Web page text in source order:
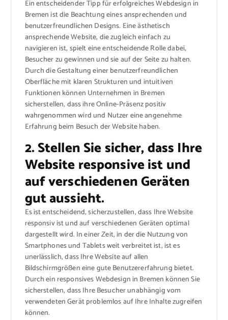
Ein entscheidender Tipp für erfolgreiches Webdesign in
Bremen ist die Beachtung eines ansprechenden und
benutzerfreundlichen Designs. Eine ästhetisch
ansprechende Website, die zugleich einfach zu
navigieren ist, spielt eine entscheidende Rolle dabei,
Besucher zu gewinnen und sie auf der Seite zu halten.
Durch die Gestaltung einer benutzerfreundlichen
Oberfläche mit klaren Strukturen und intuitiven
Funktionen können Unternehmen in Bremen
sicherstellen, dass ihre Online-Präsenz positiv
wahrgenommen wird und Nutzer eine angenehme
Erfahrung beim Besuch der Website haben.
2. Stellen Sie sicher, dass Ihre
Website responsive ist und
auf verschiedenen Geräten
gut aussieht.
Es ist entscheidend, sicherzustellen, dass Ihre Website
responsiv ist und auf verschiedenen Geräten optimal
dargestellt wird. In einer Zeit, in der die Nutzung von
Smartphones und Tablets weit verbreitet ist, ist es
unerlässlich, dass Ihre Website auf allen
Bildschirmgrößen eine gute Benutzererfahrung bietet.
Durch ein responsives Webdesign in Bremen können Sie
sicherstellen, dass Ihre Besucher unabhängig vom
verwendeten Gerät problemlos auf Ihre Inhalte zugreifen
können.